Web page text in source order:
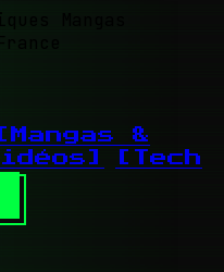
Mangas
[Mangas &
[Tech